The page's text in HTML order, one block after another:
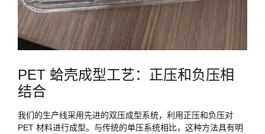
PET 蛤壳成型工艺：正压和负压相
结合
我们的生产线采用先进的双压成型系统，利用正压和负压对
PET 材料进行成型。与传统的单压系统相比，这种方法具有明